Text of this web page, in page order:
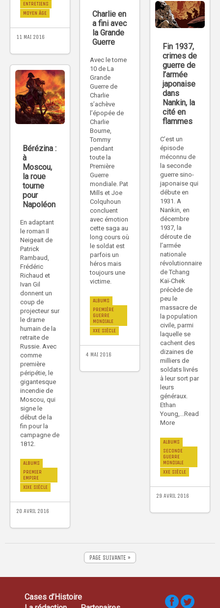
ENTRETIENS
MOYEN ÂGE
11 MAI 2016
Charlie en
a fini avec
la Grande
Guerre
Avec le tome
10 de La
Grande
Guerre de
Charlie
s’achève
l’épopée de
Charlie
Bourne,
Tommy
pendant
toute la
Première
Guerre
mondiale. Pat
Mills et Joe
Colquhoun
concluent
avec émotion
cette saga au
long cours où
le soldat est
parfois un
héros mais
toujours une
victime.
ALBUMS
PREMIÈRE
GUERRE
MONDIALE
XXE SIÈCLE
4 MAI 2016
Fin 1937,
crimes de
guerre de
l’armée
japonaise
dans
Nankin, la
cité en
flammes
C’est un
épisode
méconnu de
la seconde
guerre sino-
japonaise qui
débute en
1931. A
Nankin, en
décembre
1937, la
déroute de
l’armée
nationale
révolutionnaire
de Tchang
Kaï-Chek
précède de
peu le
massacre de
la population
civile, parmi
laquelle se
cachent des
dizaines de
milliers de
soldats livrés
à leur sort par
leurs
généraux.
Ethan
Young,...Read
More
ALBUMS
SECONDE
GUERRE
MONDIALE
XXE SIÈCLE
29 AVRIL 2016
Bérézina :
à
Moscou,
la roue
tourne
pour
Napoléon
En adaptant
le roman Il
Neigeait de
Patrick
Rambaud,
Frédéric
Richaud et
Ivan Gil
donnent un
coup de
projecteur sur
le drame
humain de la
retraite de
Russie. Avec
comme
première
péripétie, le
gigantesque
incendie de
Moscou, qui
signe le
début de la
fin pour la
campagne de
1812.
ALBUMS
PREMIER
EMPIRE
XIXE SIÈCLE
20 AVRIL 2016
PAGE SUIVANTE »
Cases d’Histoire